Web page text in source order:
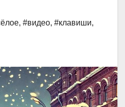
, #видео, #клавиши,